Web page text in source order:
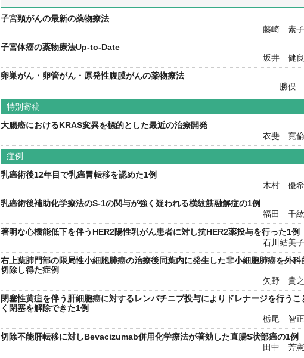
子宮頸がんの最新の薬物療法
藤崎 素
子宮体癌の薬物療法Up-to-Date
坂井 健
卵巣がん・卵管がん・原発性腹膜がんの薬物療法
勝俣
特別寄稿
大腸癌におけるKRAS変異を標的とした最近の治療開発
衣斐 寛
症例
乳癌術後12年目で乳癌胃転移を認めた1例
木村 優
乳癌術後補助化学療法のS-1の関与が強く疑われる横紋筋融解症の1例
福田 千
著明な心機能低下を伴うHER2陽性乳がん患者に対し抗HER2薬投与を行った1例
石川結美
右上葉肺門部の限局性小細胞肺癌の治療後同葉内に発生した非小細胞肺癌を外科
切除し得た症例
矢野 貴
閉塞性黄疸を伴う肝細胞癌に対するレンバチニブ投与によりドレナージを行うこ
く閉塞を解除できた1例
栃尾 智
切除不能肝転移に対しBevacizumab併用化学療法が著効した直腸S状部癌の1例
田中 芳